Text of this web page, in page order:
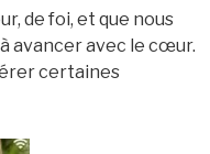
de foi, et que nous
avancer avec le cœur.
certaines